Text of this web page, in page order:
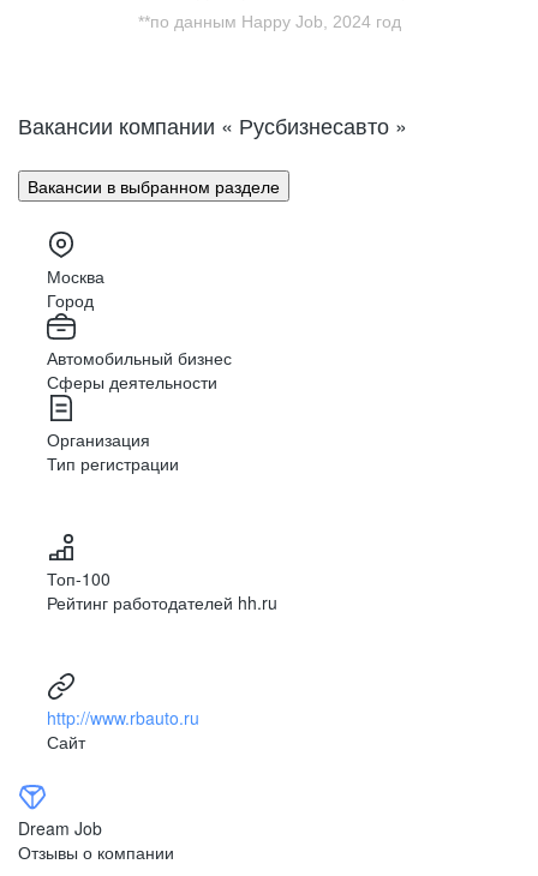
**по данным Happy Job, 2024 год
Вакансии компании « Русбизнесавто »
Вакансии в выбранном разделе
Москва
Город
Автомобильный бизнес
Сферы деятельности
Организация
Тип регистрации
Топ-100
Рейтинг работодателей hh.ru
http://www.rbauto.ru
Сайт
Dream Job
Отзывы о компании